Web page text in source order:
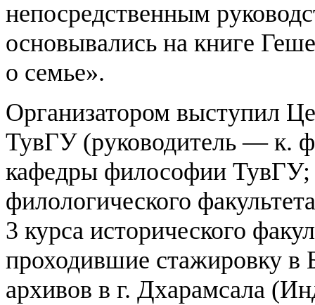
непосредственным
основывались на книге
о семье».
Организатором выступил
ТувГУ (руководитель — к.
кафедры философии ТувГУ;
филологического
3 курса исторического
проходившие стажировку в
архивов в г. Дхарамсала